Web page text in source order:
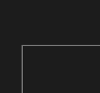
Derecho
Conozca